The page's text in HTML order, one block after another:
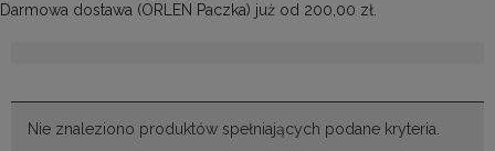
Darmowa dostawa (ORLEN Paczka) już od 200,00 zł.
Nie znaleziono produktów spełniających podane kryteria.